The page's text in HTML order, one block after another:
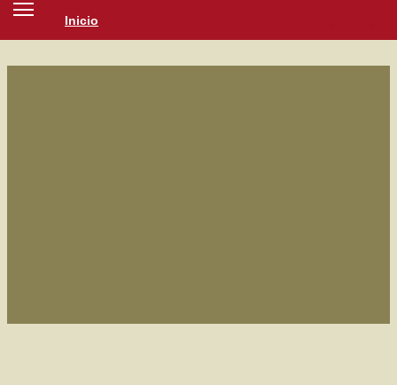
Inicio
SOCIEDAD
CULTURA